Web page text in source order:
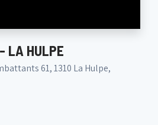
LA HULPE
61, 1310 La Hulpe,